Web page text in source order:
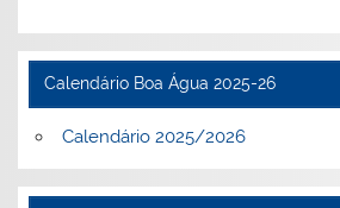
Calendário Boa Água 2025-26
Calendário 2025/2026